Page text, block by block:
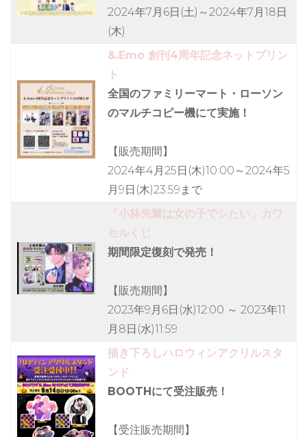
2024年7月6日(土)～2024年7月18日
(木)
&.Emo 創刊4周年記念ネットプリン
ト
全国のファミリーマート・ローソン
のマルチコピー機にて実施！
【販売期間】
2024年4月25日(木)10:00～2024年5
月9日(木)23:59まで
「小林先輩は女の子でシたい」カワ
セルくじ
期間限定復刻で発売！
【販売期間】
2023年9月6日(水)12:00 ～ 2023年11
月8日(水)11:59
描き下ろしハロウィンアクリルスタ
ンド
BOOTHにて受注販売！
【受注販売期間】